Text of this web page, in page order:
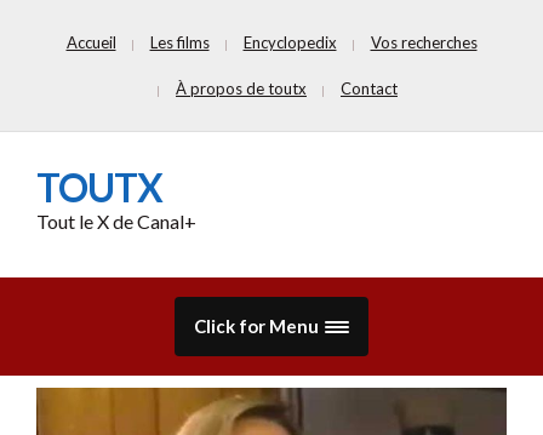
Accueil Les films Encyclopedix Vos recherches
À propos de toutx Contact
TOUTX
Tout le X de Canal+
Click for Menu